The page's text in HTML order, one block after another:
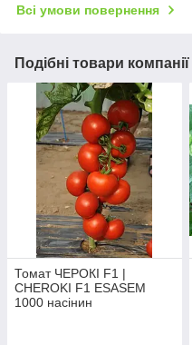
Всі умови повернення
Подібні товари компанії
Томат ЧЕРОКІ F1 |
CHEROKI F1 ESASEM
1000 насінин